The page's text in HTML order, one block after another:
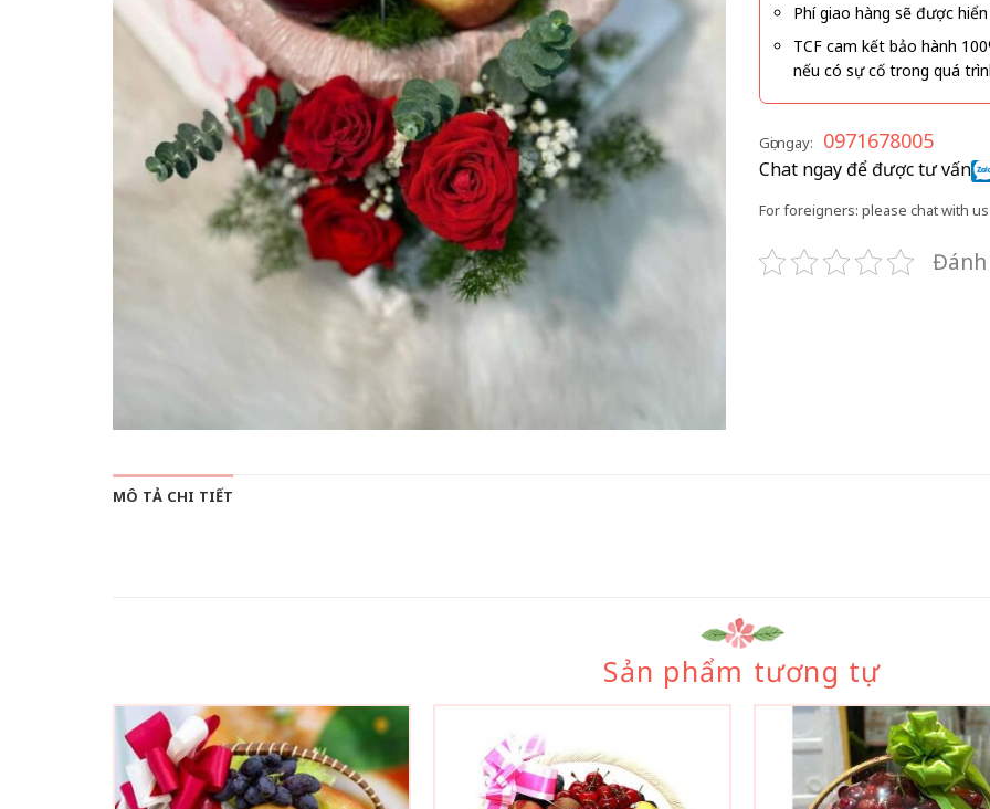
Phí giao hàng sẽ được
TCF cam kết bảo hành
nếu có sự cố trong quá
Gọi ngay: 0971678005
Chat ngay để được tư vấn
For foreigners: please chat with
MÔ TẢ CHI TIẾT
Sản phẩm tương tự